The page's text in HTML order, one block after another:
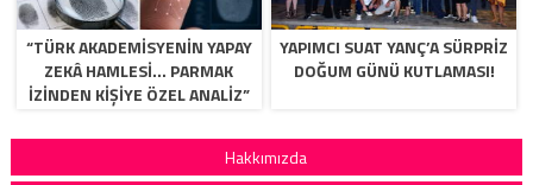
“TÜRK AKADEMİSYENİN YAPAY
ZEKÂ HAMLESİ… PARMAK
İZİNDEN KİŞİYE ÖZEL ANALİZ”
YAPIMCI SUAT YANÇ’A SÜRPRIZ
DOĞUM GÜNÜ KUTLAMASI!
Hakkımızda